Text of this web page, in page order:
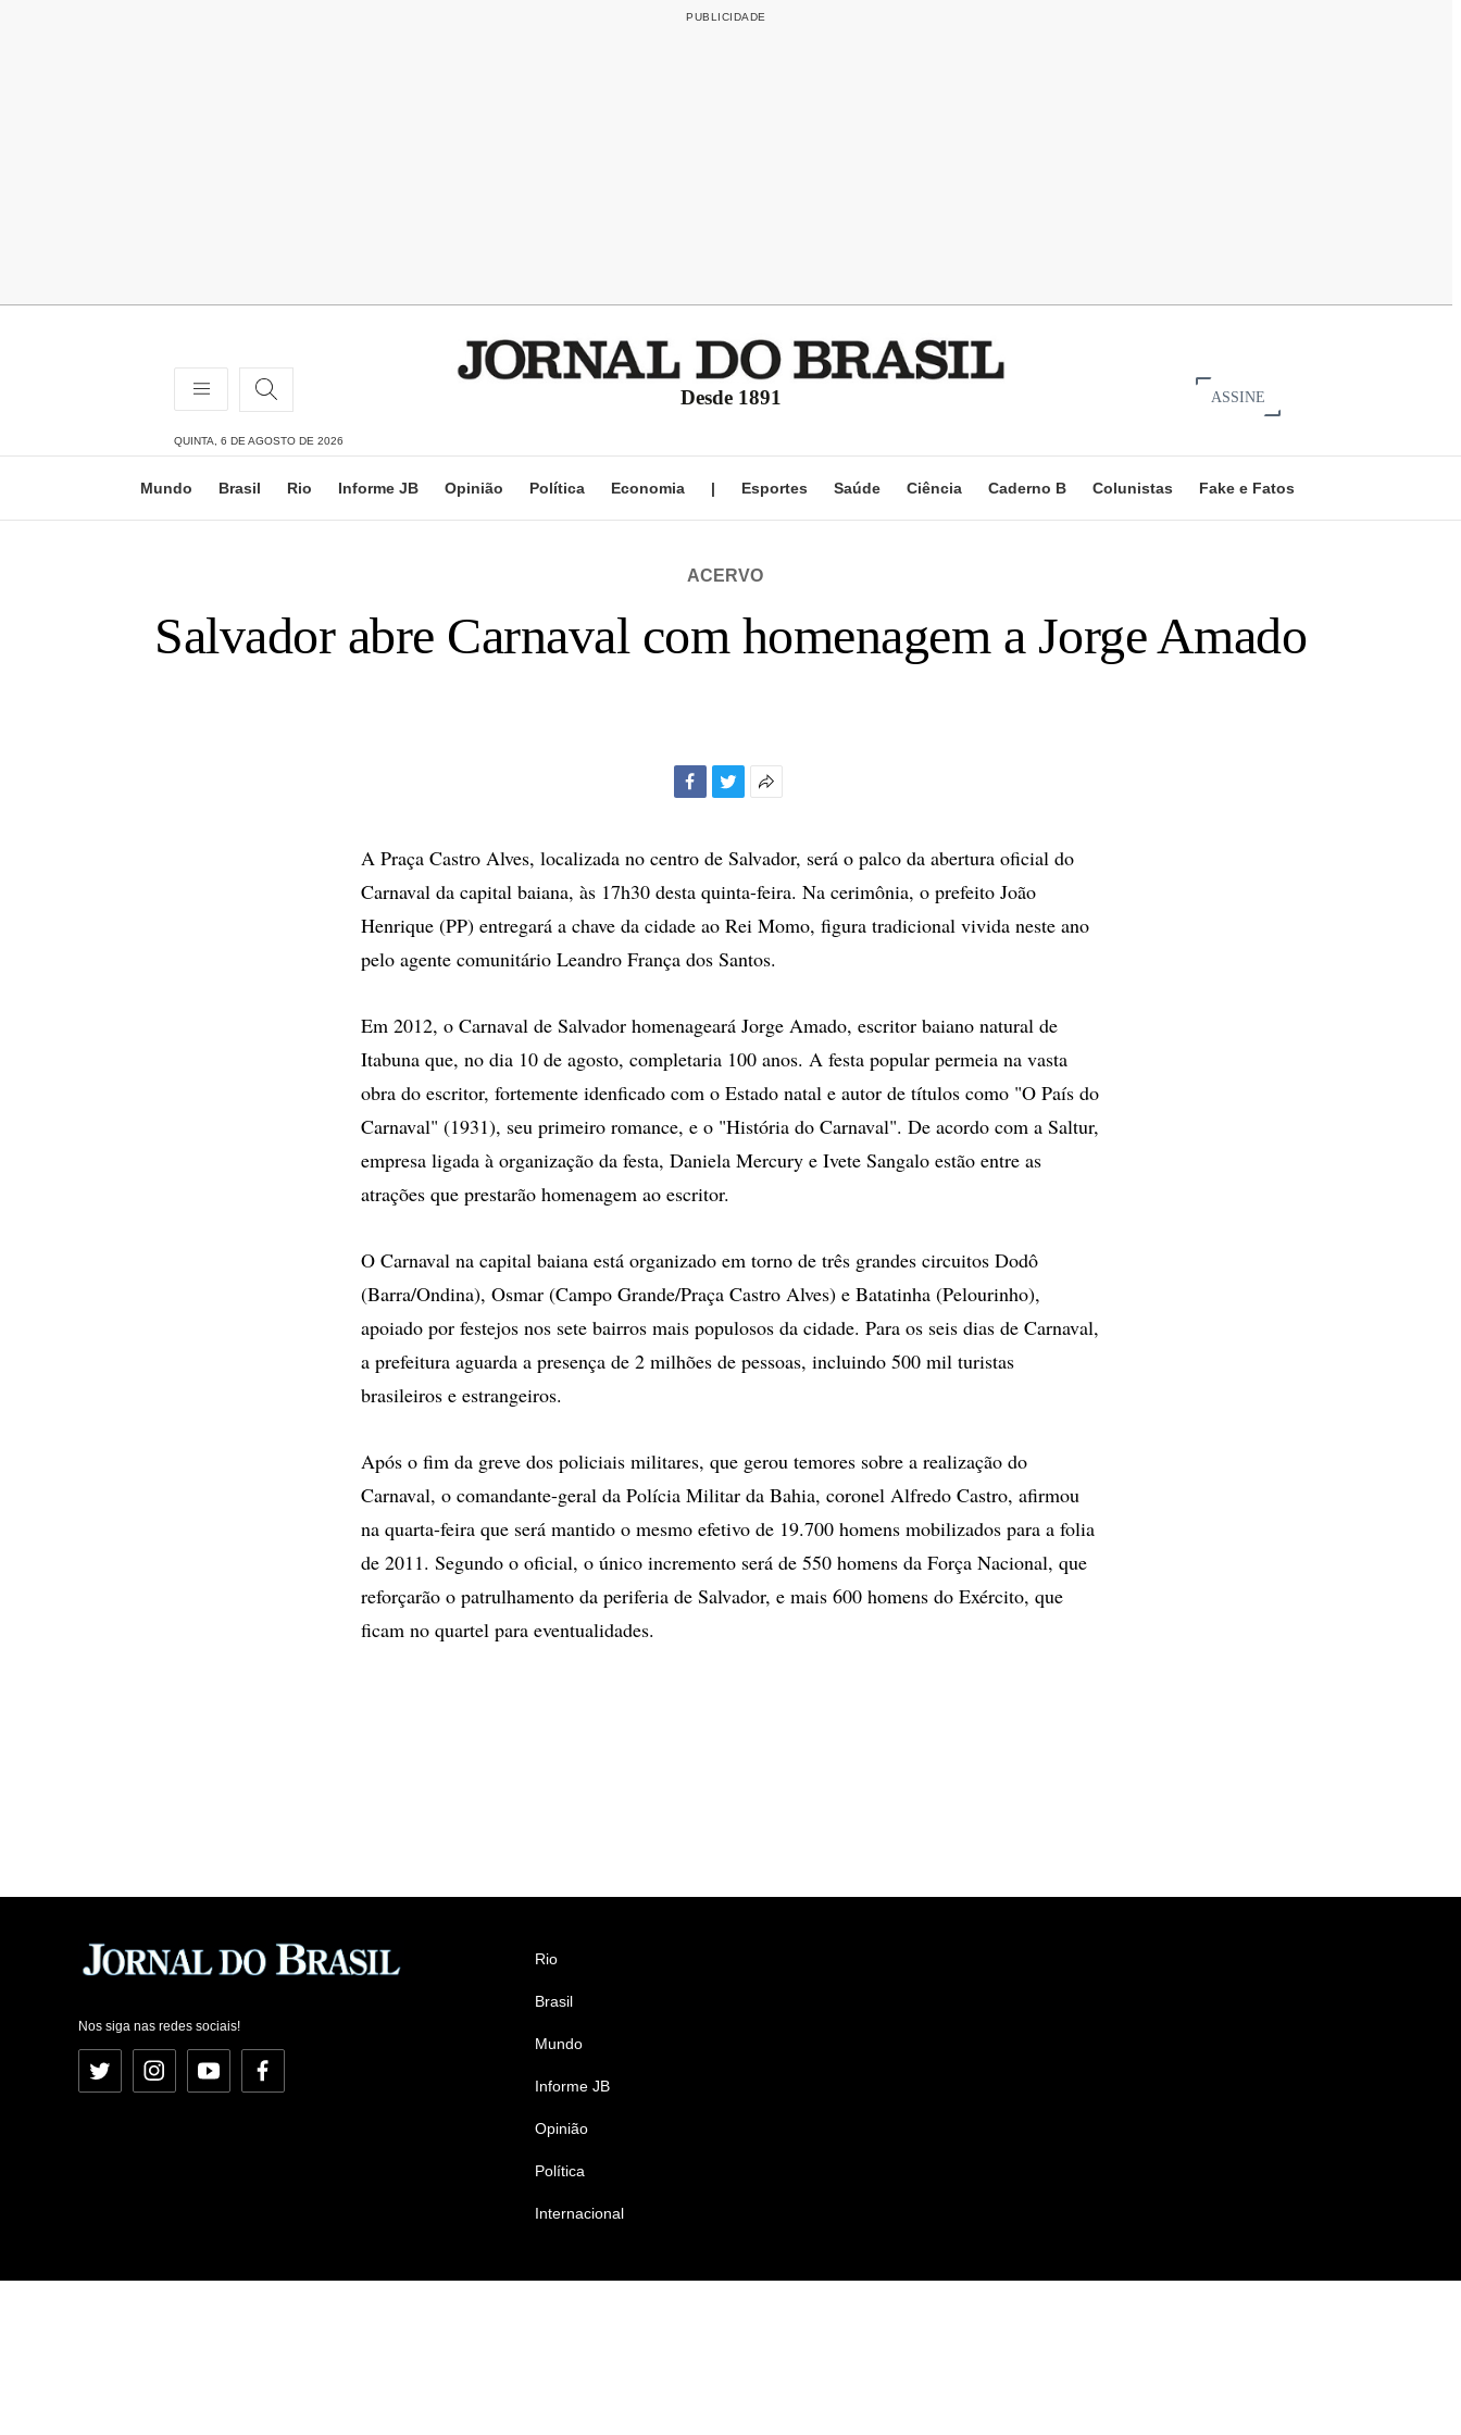
Desde 1891 ASSINE
QUINTA, 6 DE AGOSTO DE 2026
Mundo Brasil Rio Informe JB Opinião Política Economia | Esportes Saúde Ciência Caderno B Colunistas Fake e Fatos
ACERVO
Salvador abre Carnaval com homenagem a Jorge Amado
compartilhamento
A Praça Castro Alves, localizada no centro de Salvador, será o palco da abertura oficial do
Carnaval da capital baiana, às 17h30 desta quinta-feira. Na cerimônia, o prefeito João
Henrique (PP) entregará a chave da cidade ao Rei Momo, figura tradicional vivida neste ano
pelo agente comunitário Leandro França dos Santos.
Em 2012, o Carnaval de Salvador homenageará Jorge Amado, escritor baiano natural de
Itabuna que, no dia 10 de agosto, completaria 100 anos. A festa popular permeia na vasta
obra do escritor, fortemente idenficado com o Estado natal e autor de títulos como "O País do
Carnaval" (1931), seu primeiro romance, e o "História do Carnaval". De acordo com a Saltur,
empresa ligada à organização da festa, Daniela Mercury e Ivete Sangalo estão entre as
atrações que prestarão homenagem ao escritor.
O Carnaval na capital baiana está organizado em torno de três grandes circuitos Dodô
(Barra/Ondina), Osmar (Campo Grande/Praça Castro Alves) e Batatinha (Pelourinho),
apoiado por festejos nos sete bairros mais populosos da cidade. Para os seis dias de Carnaval,
a prefeitura aguarda a presença de 2 milhões de pessoas, incluindo 500 mil turistas
brasileiros e estrangeiros.
Após o fim da greve dos policiais militares, que gerou temores sobre a realização do
Carnaval, o comandante-geral da Polícia Militar da Bahia, coronel Alfredo Castro, afirmou
na quarta-feira que será mantido o mesmo efetivo de 19.700 homens mobilizados para a folia
de 2011. Segundo o oficial, o único incremento será de 550 homens da Força Nacional, que
reforçarão o patrulhamento da periferia de Salvador, e mais 600 homens do Exército, que
ficam no quartel para eventualidades.
Nos siga nas redes sociais!
Twitter InstagramYouTubeFacebook
Rio
Brasil
Mundo
Informe JB
Opinião
Política
Internacional